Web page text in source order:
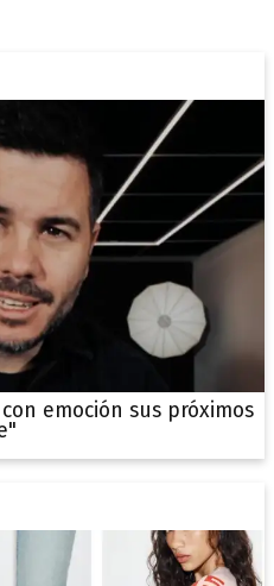
emoción sus próximos